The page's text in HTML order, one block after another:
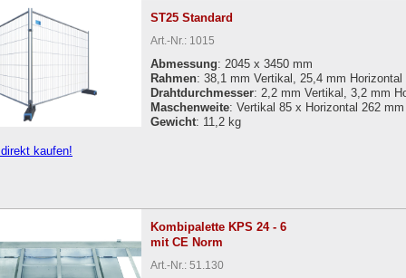
ST25 Standard
Art.-Nr.: 1015
Abmessung: 2045 x 3450 mm
Rahmen: 38,1 mm Vertikal, 25,4 mm Horizontal
Drahtdurchmesser: 2,2 mm Vertikal, 3,2 mm
Maschenweite: Vertikal 85 x Horizontal 262 mm
Gewicht: 11,2 kg
kaufen!
Kombipalette KPS 24 - 6
mit CE Norm
Art.-Nr.: 51.130